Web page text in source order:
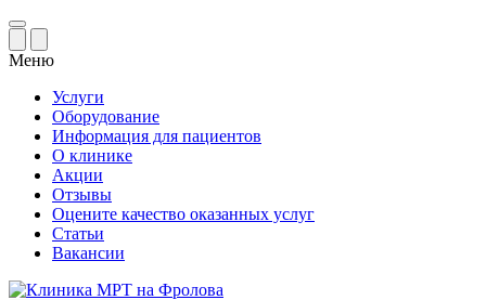
Меню
Услуги
Оборудование
Информация для пациентов
О клинике
Акции
Отзывы
Оцените качество оказанных услуг
Статьи
Вакансии